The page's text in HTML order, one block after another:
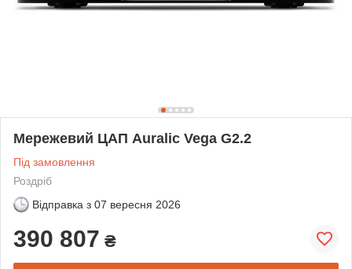
Мережевий ЦАП Auralic Vega G2.2
Під замовлення
Роздріб
Відправка з 07 вересня 2026
390 807 ₴